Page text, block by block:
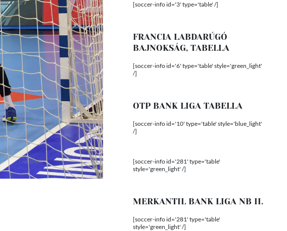
[soccer-info id='3' type='table' /]
FRANCIA LABDARÚGÓ
BAJNOKSÁG, TABELLA
[soccer-info id='6' type='table' style='green_light'
/]
OTP BANK LIGA TABELLA
[soccer-info id='10' type='table' style='blue_light'
/]
[soccer-info id='281' type='table'
style='green_light' /]
MERKANTIL BANK LIGA NB II.
[soccer-info id='281' type='table'
style='green_light' /]